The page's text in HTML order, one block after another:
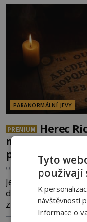
ta, na niž přijde
PARANORMÁLNÍ JEVY
PREMIUM
Herec
muzikant Dave
paranormální
OD ANDREA ŠULCOVÁ
Je to jízda s větrem
drogově závislý
ztratí poslední
po silnicích ve
Tyto
používají
K
návštěvnosti
Informace o